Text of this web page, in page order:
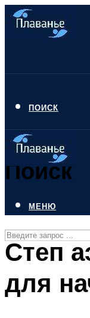
ПОИСК
Поиск
СТИЛИ
ПЛАВАНЬЕ
МЕНЮ
Степ
для